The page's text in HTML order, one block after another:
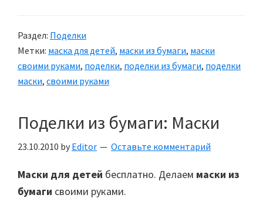
Раздел: Поделки
Метки: маска для детей, маски из бумаги, маски
своими руками, поделки, поделки из бумаги, поделки
маски, своими руками
Поделки из бумаги: Маски
23.10.2010 by Editor Оставьте комментарий
Маски для детей бесплатно. Делаем маски из
бумаги своими руками.